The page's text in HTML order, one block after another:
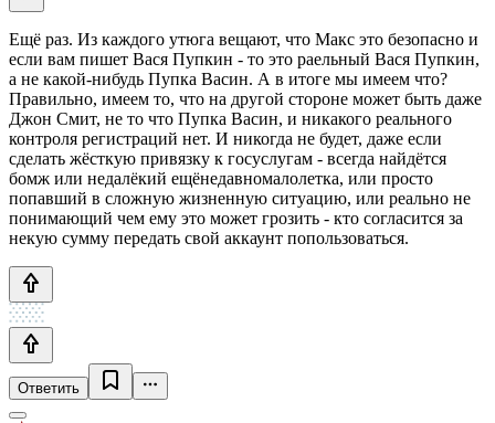
Ещё раз. Из каждого утюга вещают, что Макс это безопасно и
если вам пишет Вася Пупкин - то это раельный Вася Пупкин,
а не какой-нибудь Пупка Васин. А в итоге мы имеем что?
Правильно, имеем то, что на другой стороне может быть даже
Джон Смит, не то что Пупка Васин, и никакого реального
контроля регистраций нет. И никогда не будет, даже если
сделать жёсткую привязку к госуслугам - всегда найдётся
бомж или недалёкий ещёнедавномалолетка, или просто
попавший в сложную жизненную ситуацию, или реально не
понимающий чем ему это может грозить - кто согласится за
некую сумму передать свой аккаунт попользоваться.
Ответить